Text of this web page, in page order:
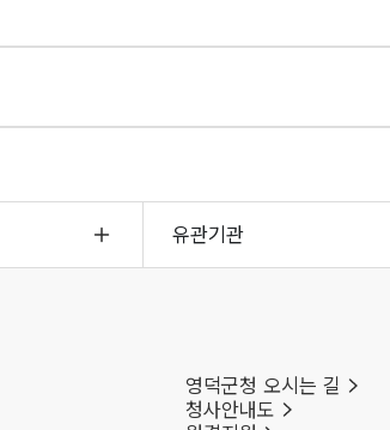
유관기관
영덕군청 오시는 길
청사안내도